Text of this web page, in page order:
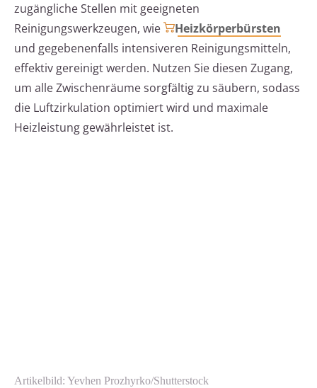
zugängliche Stellen mit geeigneten
Reinigungswerkzeugen, wie
Heizkörperbürsten
und gegebenenfalls intensiveren Reinigungsmitteln,
effektiv gereinigt werden. Nutzen Sie diesen Zugang,
um alle Zwischenräume sorgfältig zu säubern, sodass
die Luftzirkulation optimiert wird und maximale
Heizleistung gewährleistet ist.
Artikelbild: Yevhen Prozhyrko/Shutterstock